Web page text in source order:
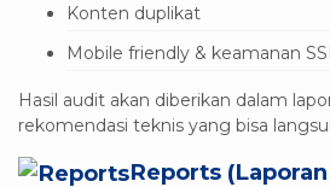
Konten duplikat
Mobile friendly & keamanan
Hasil audit akan diberikan dalam
rekomendasi teknis yang bisa
Reports